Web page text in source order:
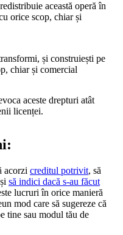
această operă în
orice scop, chiar și
și construiești pe
chiar și comercial
aceste drepturi atât
licenței.
acorzi creditul potrivit, să
să indici dacă s-au făcut
lucruri în orice manieră
mod care să sugereze că
tine sau modul tău de